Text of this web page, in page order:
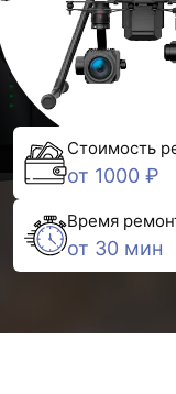
Стоимость
от 1000 ₽
Время
от 30 мин